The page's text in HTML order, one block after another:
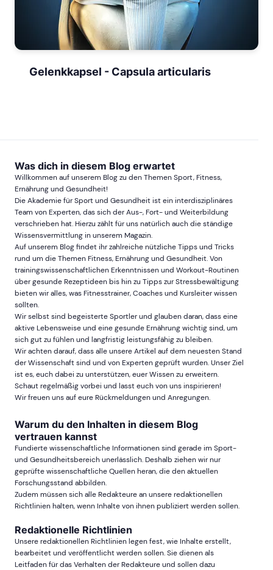
Gelenkkapsel - Capsula articularis
Was dich in diesem Blog erwartet
Willkommen auf unserem Blog zu den Themen Sport, Fitness,
Ernährung und Gesundheit!
Die Akademie für Sport und Gesundheit ist ein interdisziplinäres
Team von Experten, das sich der Aus-, Fort- und Weiterbildung
verschrieben hat. Hierzu zählt für uns natürlich auch die ständige
Wissensvermittlung in unserem Magazin.
Auf unserem Blog findet ihr zahlreiche nützliche Tipps und Tricks
rund um die Themen Fitness, Ernährung und Gesundheit. Von
trainingswissenschaftlichen Erkenntnissen und Workout-Routinen
über gesunde Rezeptideen bis hin zu Tipps zur Stressbewältigung
bieten wir alles, was Fitnesstrainer, Coaches und Kursleiter wissen
sollten.
Wir selbst sind begeisterte Sportler und glauben daran, dass eine
aktive Lebensweise und eine gesunde Ernährung wichtig sind, um
sich gut zu fühlen und langfristig leistungsfähig zu bleiben.
Wir achten darauf, dass alle unsere Artikel auf dem neuesten Stand
der Wissenschaft sind und von Experten geprüft wurden. Unser Ziel
ist es, euch dabei zu unterstützen, euer Wissen zu erweitern.
Schaut regelmäßig vorbei und lasst euch von uns inspirieren!
Wir freuen uns auf eure Rückmeldungen und Anregungen.
Warum du den Inhalten in diesem Blog
vertrauen kannst
Fundierte wissenschaftliche Informationen sind gerade im Sport-
und Gesundheitsbereich unerlässlich. Deshalb ziehen wir nur
geprüfte wissenschaftliche Quellen heran, die den aktuellen
Forschungsstand abbilden.
Zudem müssen sich alle Redakteure an unsere redaktionellen
Richtlinien halten, wenn Inhalte von ihnen publiziert werden sollen.
Redaktionelle Richtlinien
Unsere redaktionellen Richtlinien legen fest, wie Inhalte erstellt,
bearbeitet und veröffentlicht werden sollen. Sie dienen als
Leitfaden für das Verhalten der Redakteure und sollen dazu